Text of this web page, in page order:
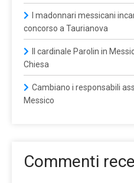
I madonnari messicani
concorso a Taurianova
Il cardinale Parolin in
Chiesa
Cambiano i responsabili
Messico
Commenti